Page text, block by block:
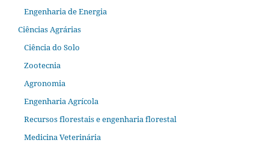
Engenharia de Energia
Ciências Agrárias
Ciência do Solo
Zootecnia
Agronomia
Engenharia Agrícola
Recursos florestais e engenharia florestal
Medicina Veterinária